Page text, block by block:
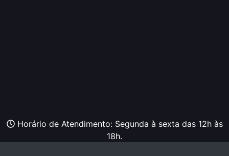
Horário de Atendimento: Segunda à sexta das 12h às
18h.